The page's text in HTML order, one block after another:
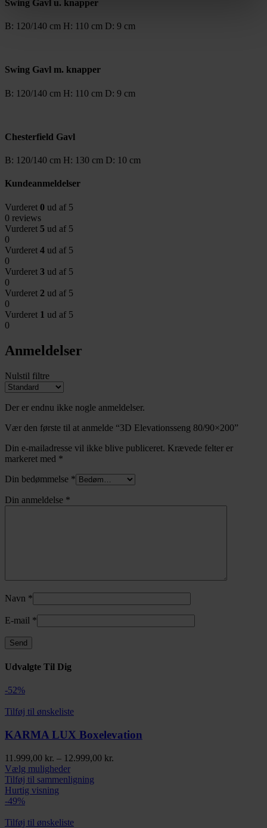
Swing Gavl u. knapper
B: 120/140 cm H: 110 cm D: 9 cm
Swing Gavl m. knapper
B: 120/140 cm H: 110 cm D: 9 cm
Chesterfield Gavl
B: 120/140 cm H: 130 cm D: 10 cm
Kundeanmeldelser
Vurderet 0 ud af 5
0 reviews
Vurderet 5 ud af 5
0
Vurderet 4 ud af 5
0
Vurderet 3 ud af 5
0
Vurderet 2 ud af 5
0
Vurderet 1 ud af 5
0
Anmeldelser
Nulstil filtre
Der er endnu ikke nogle anmeldelser.
Vær den første til at anmelde “3D Elevationsseng 80/90×200”
Din e-mailadresse vil ikke blive publiceret. Krævede felter er
markeret med *
Din bedømmelse *
Din anmeldelse *
Navn *
E-mail *
Udvalgte Til Dig
-52%
Tilføj til ønskeliste
KARMA LUX Boxelevation
11.999,00 kr. – 12.999,00 kr.
Vælg mulighederDette
vare
Mulighederne
Tilføj til sammenligning
Hurtig visning
-49%
Tilføj til ønskeliste